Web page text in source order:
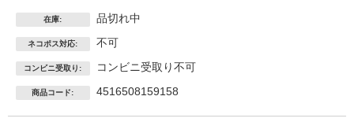
在庫: 品切れ中
ネコポス対応: 不可
コンビニ受取り: コンビニ受取り不可
商品コード: 4516508159158